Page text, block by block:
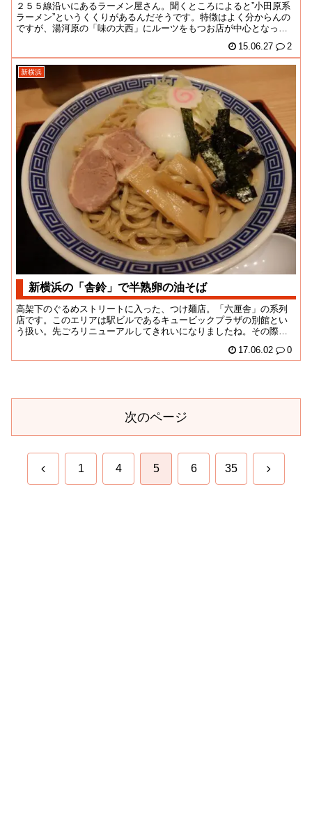
２５５線沿いにあるラーメン屋さん。聞くところによると”小田原系
ラーメン”というくくりがあるんだそうです。特徴はよく分からんの
ですが、湯河原の「味の大西」にルーツをもつお店が中心となって
15.06.27 2
新横浜
新横浜の「舎鈴」で半熟卵の油そば
高架下のぐるめストリートに入った、つけ麺店。「六厘舎」の系列
店です。このエリアは駅ビルであるキュービックプラザの別館とい
う扱い。先ごろリニューアルしてきれいになりましたね。その際、
17.06.02 0
次のページ
前 1 4 5 6 35 次